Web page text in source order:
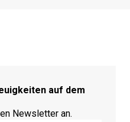
auf dem
Newsletter an.